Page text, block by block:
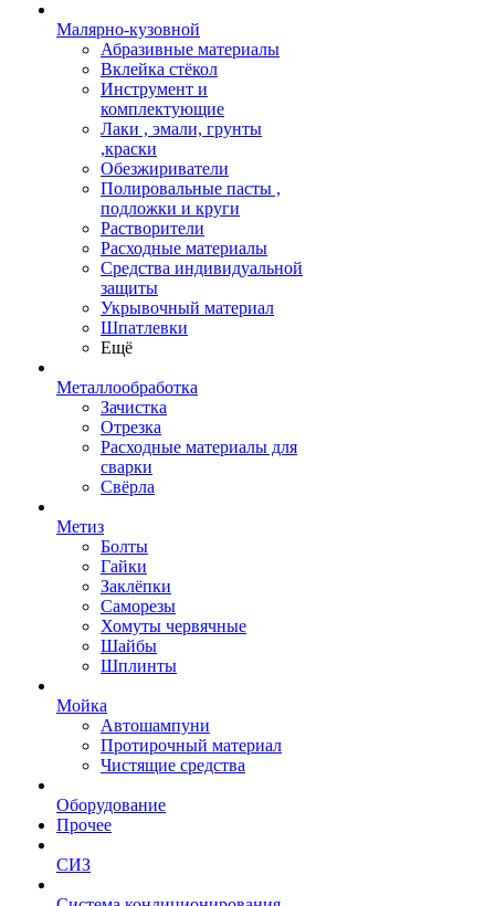
Малярно-кузовной
Абразивные материалы
Вклейка стёкол
Инструмент и
комплектующие
Лаки , эмали, грунты
,краски
Обезжириватели
Полировальные пасты ,
подложки и круги
Растворители
Расходные материалы
Средства индивидуальной
защиты
Укрывочный материал
Шпатлевки
Ещё
Металлообработка
Зачистка
Отрезка
Расходные материалы для
сварки
Свёрла
Метиз
Болты
Гайки
Заклёпки
Саморезы
Хомуты червячные
Шайбы
Шплинты
Мойка
Автошампуни
Протирочный материал
Чистящие средства
Оборудование
Прочее
СИЗ